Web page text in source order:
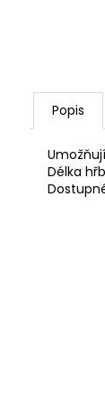
Popis
Délka